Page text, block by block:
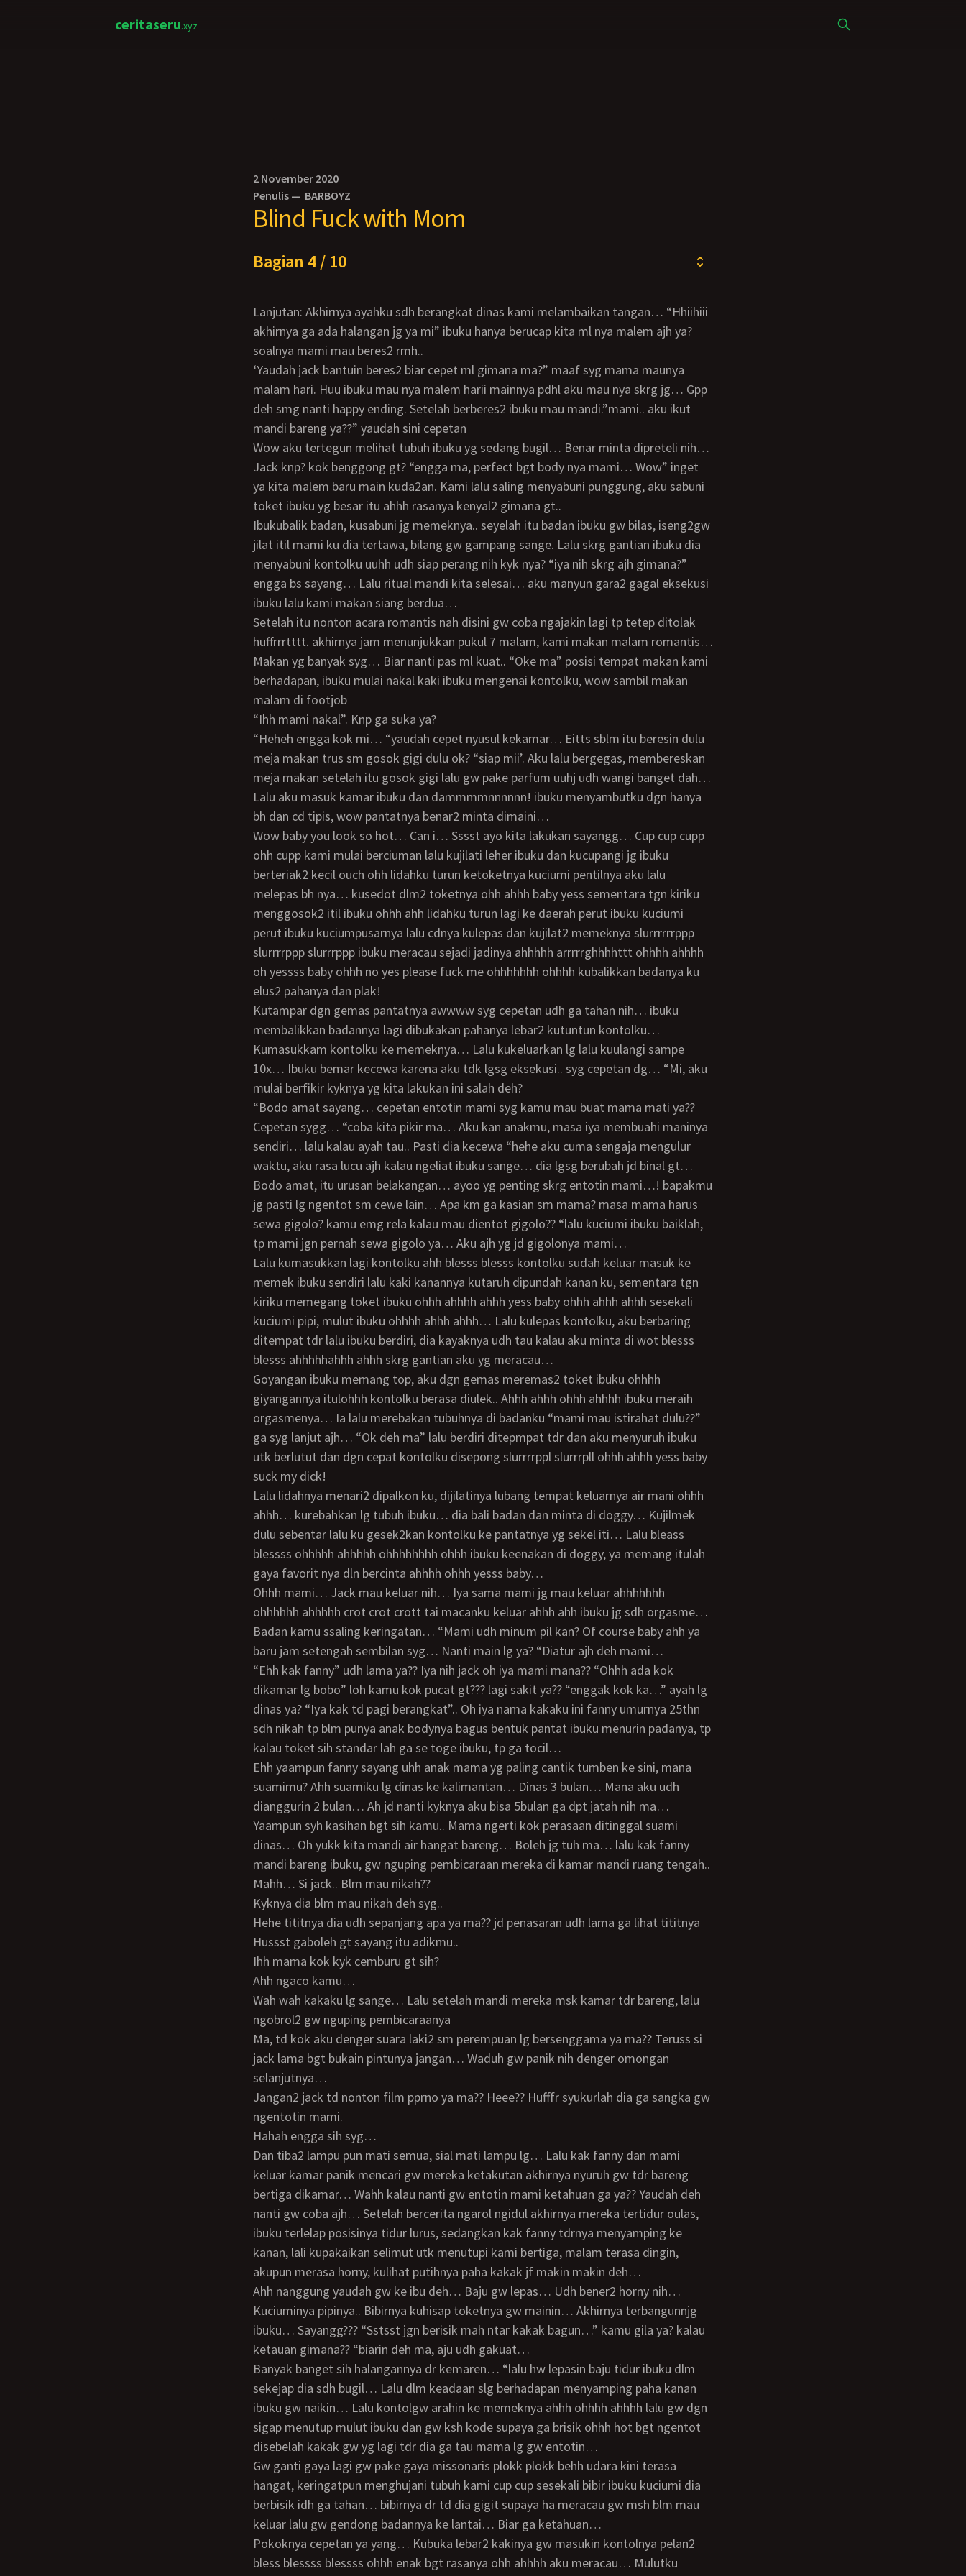
ceritaseru.xyz
2 November 2020
Penulis — BARBOYZ
Blind Fuck with Mom
Bagian 4 / 10
Lanjutan: Akhirnya ayahku sdh berangkat dinas kami melambaikan tangan… “Hhiihiii
akhirnya ga ada halangan jg ya mi” ibuku hanya berucap kita ml nya malem ajh ya?
soalnya mami mau beres2 rmh..
‘Yaudah jack bantuin beres2 biar cepet ml gimana ma?” maaf syg mama maunya
malam hari. Huu ibuku mau nya malem harii mainnya pdhl aku mau nya skrg jg… Gpp
deh smg nanti happy ending. Setelah berberes2 ibuku mau mandi.”mami.. aku ikut
mandi bareng ya??” yaudah sini cepetan
Wow aku tertegun melihat tubuh ibuku yg sedang bugil… Benar minta dipreteli nih…
Jack knp? kok benggong gt? “engga ma, perfect bgt body nya mami… Wow” inget
ya kita malem baru main kuda2an. Kami lalu saling menyabuni punggung, aku sabuni
toket ibuku yg besar itu ahhh rasanya kenyal2 gimana gt..
ibukubalik badan, kusabuni jg memeknya.. seyelah itu badan ibuku gw bilas, iseng2gw
jilat itil mami ku dia tertawa, bilang gw gampang sange. Lalu skrg gantian ibuku dia
menyabuni kontolku uuhh udh siap perang nih kyk nya? “iya nih skrg ajh gimana?”
engga bs sayang… Lalu ritual mandi kita selesai… aku manyun gara2 gagal eksekusi
ibuku lalu kami makan siang berdua…
Setelah itu nonton acara romantis nah disini gw coba ngajakin lagi tp tetep ditolak
huffrrrtttt. akhirnya jam menunjukkan pukul 7 malam, kami makan malam romantis…
Makan yg banyak syg… Biar nanti pas ml kuat.. “Oke ma” posisi tempat makan kami
berhadapan, ibuku mulai nakal kaki ibuku mengenai kontolku, wow sambil makan
malam di footjob
“Ihh mami nakal”. Knp ga suka ya?
“heheh engga kok mi… “yaudah cepet nyusul kekamar… Eitts sblm itu beresin dulu
meja makan trus sm gosok gigi dulu ok? “siap mii’. Aku lalu bergegas, membereskan
meja makan setelah itu gosok gigi lalu gw pake parfum uuhj udh wangi banget dah…
Lalu aku masuk kamar ibuku dan dammmmnnnnnn! ibuku menyambutku dgn hanya
bh dan cd tipis, wow pantatnya benar2 minta dimaini…
wow baby you look so hot… Can i… Sssst ayo kita lakukan sayangg… Cup cup cupp
ohh cupp kami mulai berciuman lalu kujilati leher ibuku dan kucupangi jg ibuku
berteriak2 kecil ouch ohh lidahku turun ketoketnya kuciumi pentilnya aku lalu
melepas bh nya… kusedot dlm2 toketnya ohh ahhh baby yess sementara tgn kiriku
menggosok2 itil ibuku ohhh ahh lidahku turun lagi ke daerah perut ibuku kuciumi
perut ibuku kuciumpusarnya lalu cdnya kulepas dan kujilat2 memeknya slurrrrrrppp
slurrrrppp slurrrppp ibuku meracau sejadi jadinya ahhhhh arrrrrghhhhttt ohhhh ahhhh
oh yessss baby ohhh no yes please fuck me ohhhhhhh ohhhh kubalikkan badanya ku
elus2 pahanya dan plak!
Kutampar dgn gemas pantatnya awwww syg cepetan udh ga tahan nih… ibuku
membalikkan badannya lagi dibukakan pahanya lebar2 kutuntun kontolku…
Kumasukkam kontolku ke memeknya… Lalu kukeluarkan lg lalu kuulangi sampe
10x… Ibuku bemar kecewa karena aku tdk lgsg eksekusi.. syg cepetan dg… “Mi, aku
mulai berfikir kyknya yg kita lakukan ini salah deh?
“bodo amat sayang… cepetan entotin mami syg kamu mau buat mama mati ya??
Cepetan sygg… “coba kita pikir ma… Aku kan anakmu, masa iya membuahi maninya
sendiri… lalu kalau ayah tau.. Pasti dia kecewa “hehe aku cuma sengaja mengulur
waktu, aku rasa lucu ajh kalau ngeliat ibuku sange… dia lgsg berubah jd binal gt…
Bodo amat, itu urusan belakangan… ayoo yg penting skrg entotin mami…! bapakmu
jg pasti lg ngentot sm cewe lain… Apa km ga kasian sm mama? masa mama harus
sewa gigolo? kamu emg rela kalau mau dientot gigolo?? “lalu kuciumi ibuku baiklah,
tp mami jgn pernah sewa gigolo ya… Aku ajh yg jd gigolonya mami…
Lalu kumasukkan lagi kontolku ahh blesss blesss kontolku sudah keluar masuk ke
memek ibuku sendiri lalu kaki kanannya kutaruh dipundah kanan ku, sementara tgn
kiriku memegang toket ibuku ohhh ahhhh ahhh yess baby ohhh ahhh ahhh sesekali
kuciumi pipi, mulut ibuku ohhhh ahhh ahhh… Lalu kulepas kontolku, aku berbaring
ditempat tdr lalu ibuku berdiri, dia kayaknya udh tau kalau aku minta di wot blesss
blesss ahhhhhahhh ahhh skrg gantian aku yg meracau…
Goyangan ibuku memang top, aku dgn gemas meremas2 toket ibuku ohhhh
giyangannya itulohhh kontolku berasa diulek.. Ahhh ahhh ohhh ahhhh ibuku meraih
orgasmenya… Ia lalu merebakan tubuhnya di badanku “mami mau istirahat dulu??”
ga syg lanjut ajh… “Ok deh ma” lalu berdiri ditepmpat tdr dan aku menyuruh ibuku
utk berlutut dan dgn cepat kontolku disepong slurrrrppl slurrrpll ohhh ahhh yess baby
suck my dick!
lalu lidahnya menari2 dipalkon ku, dijilatinya lubang tempat keluarnya air mani ohhh
ahhh… kurebahkan lg tubuh ibuku… dia bali badan dan minta di doggy… Kujilmek
dulu sebentar lalu ku gesek2kan kontolku ke pantatnya yg sekel iti… Lalu bleass
blessss ohhhhh ahhhhh ohhhhhhhh ohhh ibuku keenakan di doggy, ya memang itulah
gaya favorit nya dln bercinta ahhhh ohhh yesss baby…
Ohhh mami… Jack mau keluar nih… Iya sama mami jg mau keluar ahhhhhhh
ohhhhhh ahhhhh crot crot crott tai macanku keluar ahhh ahh ibuku jg sdh orgasme…
Badan kamu ssaling keringatan… “Mami udh minum pil kan? Of course baby ahh ya
baru jam setengah sembilan syg… Nanti main lg ya? “Diatur ajh deh mami…
“Ehh kak fanny” udh lama ya?? Iya nih jack oh iya mami mana?? “Ohhh ada kok
dikamar lg bobo” loh kamu kok pucat gt??? lagi sakit ya?? “enggak kok ka…” ayah lg
dinas ya? “Iya kak td pagi berangkat”.. Oh iya nama kakaku ini fanny umurnya 25thn
sdh nikah tp blm punya anak bodynya bagus bentuk pantat ibuku menurin padanya, tp
kalau toket sih standar lah ga se toge ibuku, tp ga tocil…
Ehh yaampun fanny sayang uhh anak mama yg paling cantik tumben ke sini, mana
suamimu? Ahh suamiku lg dinas ke kalimantan… Dinas 3 bulan… Mana aku udh
dianggurin 2 bulan… Ah jd nanti kyknya aku bisa 5bulan ga dpt jatah nih ma…
Yaampun syh kasihan bgt sih kamu.. Mama ngerti kok perasaan ditinggal suami
dinas… Oh yukk kita mandi air hangat bareng… Boleh jg tuh ma… lalu kak fanny
mandi bareng ibuku, gw nguping pembicaraan mereka di kamar mandi ruang tengah..
Mahh… Si jack.. Blm mau nikah??
Kyknya dia blm mau nikah deh syg..
Hehe tititnya dia udh sepanjang apa ya ma?? jd penasaran udh lama ga lihat tititnya
Hussst gaboleh gt sayang itu adikmu..
Ihh mama kok kyk cemburu gt sih?
Ahh ngaco kamu…
Wah wah kakaku lg sange… Lalu setelah mandi mereka msk kamar tdr bareng, lalu
ngobrol2 gw nguping pembicaraanya
Ma, td kok aku denger suara laki2 sm perempuan lg bersenggama ya ma?? Teruss si
jack lama bgt bukain pintunya jangan… Waduh gw panik nih denger omongan
selanjutnya…
Jangan2 jack td nonton film pprno ya ma?? Heee?? Hufffr syukurlah dia ga sangka gw
ngentotin mami.
Hahah engga sih syg…
Dan tiba2 lampu pun mati semua, sial mati lampu lg… Lalu kak fanny dan mami
keluar kamar panik mencari gw mereka ketakutan akhirnya nyuruh gw tdr bareng
bertiga dikamar… Wahh kalau nanti gw entotin mami ketahuan ga ya?? Yaudah deh
nanti gw coba ajh… Setelah bercerita ngarol ngidul akhirnya mereka tertidur oulas,
ibuku terlelap posisinya tidur lurus, sedangkan kak fanny tdrnya menyamping ke
kanan, lali kupakaikan selimut utk menutupi kami bertiga, malam terasa dingin,
akupun merasa horny, kulihat putihnya paha kakak jf makin makin deh…
Ahh nanggung yaudah gw ke ibu deh… Baju gw lepas… Udh bener2 horny nih…
Kuciuminya pipinya.. Bibirnya kuhisap toketnya gw mainin… Akhirnya terbangunnjg
ibuku… Sayangg??? “Sstsst jgn berisik mah ntar kakak bagun…” kamu gila ya? kalau
ketauan gimana?? “biarin deh ma, aju udh gakuat…
Banyak banget sih halangannya dr kemaren… “lalu hw lepasin baju tidur ibuku dlm
sekejap dia sdh bugil… Lalu dlm keadaan slg berhadapan menyamping paha kanan
ibuku gw naikin… Lalu kontolgw arahin ke memeknya ahhh ohhhh ahhhh lalu gw dgn
sigap menutup mulut ibuku dan gw ksh kode supaya ga brisik ohhh hot bgt ngentot
disebelah kakak gw yg lagi tdr dia ga tau mama lg gw entotin…
Gw ganti gaya lagi gw pake gaya missonaris plokk plokk behh udara kini terasa
hangat, keringatpun menghujani tubuh kami cup cup sesekali bibir ibuku kuciumi dia
berbisik idh ga tahan… bibirnya dr td dia gigit supaya ha meracau gw msh blm mau
keluar lalu gw gendong badannya ke lantai… Biar ga ketahuan…
Pokoknya cepetan ya yang… Kubuka lebar2 kakinya gw masukin kontolnya pelan2
bless blessss blessss ohhh enak bgt rasanya ohh ahhhh aku meracau… Mulutku